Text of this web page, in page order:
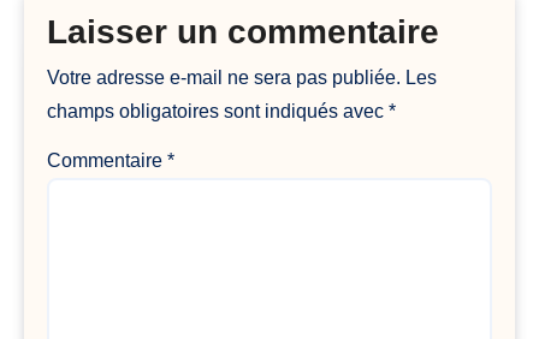
Laisser un commentaire
Votre adresse e-mail ne sera pas publiée. Les
champs obligatoires sont indiqués avec*
Commentaire*